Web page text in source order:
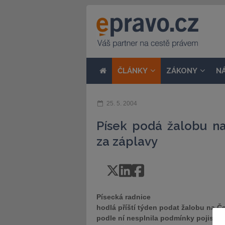
ČLÁNKY ZÁKONY
25. 5. 2004
Písek podá žalobu
za záplavy
Písecká radnice
hodlá příští týden podat žalobu na
podle ní nesplnila podmínky